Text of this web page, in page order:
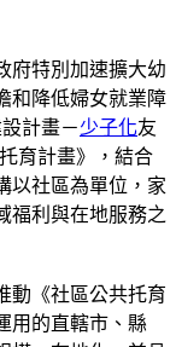
府特別加速擴大幼
和降低婦女就業障
計畫－少子化友
育計畫》，結合
以社區為單位，家
福利與在地服務之
動《社區公共托育
用的直轄市、縣